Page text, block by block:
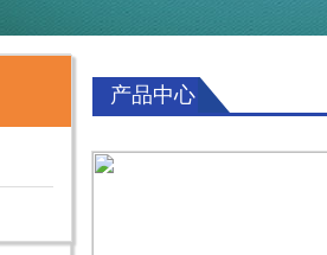
产品中心